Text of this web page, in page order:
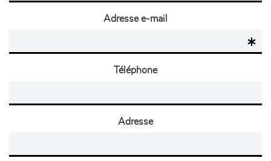
Adresse e-mail
Téléphone
Adresse